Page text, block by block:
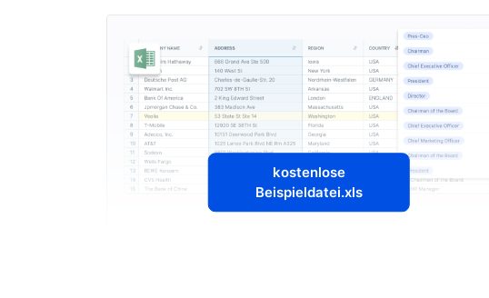
kostenlose
Beispieldatei.xls